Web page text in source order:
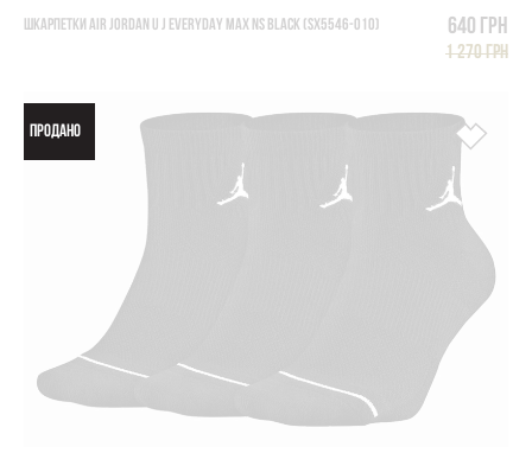
ШКАРПЕТКИ AIR JORDAN U J EVERYDAY MAX NS BLACK (SX5546-010) 640 грн
1 270 грн
ПРОДАНО